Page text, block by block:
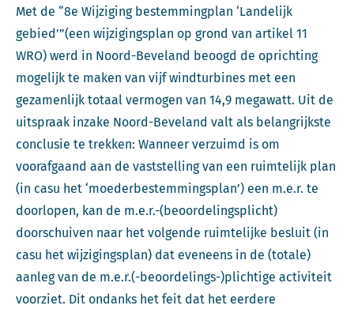
Met de “8e Wijziging bestemmingplan ‘Landelijk
gebied’”(een wijzigingsplan op grond van artikel 11
WRO) werd in Noord-Beveland beoogd de oprichting
mogelijk te maken van vijf windturbines met een
gezamenlijk totaal vermogen van 14,9 megawatt. Uit de
uitspraak inzake Noord-Beveland valt als belangrijkste
conclusie te trekken: Wanneer verzuimd is om
voorafgaand aan de vaststelling van een ruimtelijk plan
(in casu het ‘moederbestemmingsplan’) een m.e.r. te
doorlopen, kan de m.e.r.-(beoordelingsplicht)
doorschuiven naar het volgende ruimtelijke besluit (in
casu het wijzigingsplan) dat eveneens in de (totale)
aanleg van de m.e.r.(-beoordelings-)plichtige activiteit
voorziet. Dit ondanks het feit dat het eerdere